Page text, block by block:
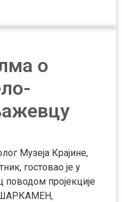
о
Музеја Крајине,
гостовао је у
пројекције
ШАРКАМЕН,